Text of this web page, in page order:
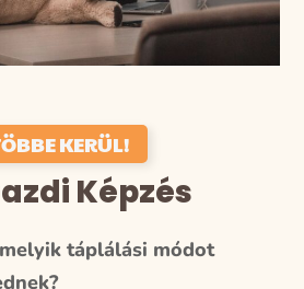
KERÜL!
Képzés
melyik táplálási módot